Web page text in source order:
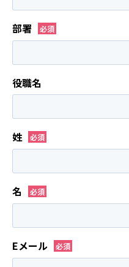
部署
役職名
姓
名
Eメール